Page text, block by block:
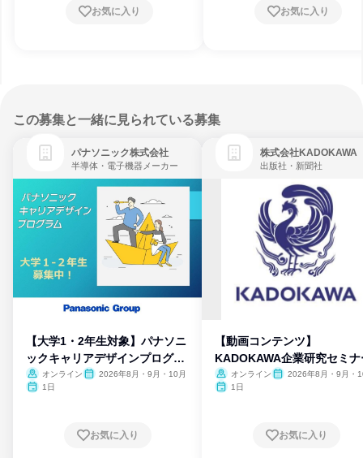
お気に入り お気に入り
この募集と一緒に見られている募集
パナソニック株式会社
半導体・電子機器メーカー
【大学1・2年生対象】パナソニ
ックキャリアデザインプログラ
ム
オンライン
2026年8月・9月・10月
1日
お気に入り
株式会社KADOKAWA
出版社・新聞社
【動画コンテンツ】
KADOKAWA企業研究セミナ
オンライン
2026年8月・9月・
1日
お気に入り